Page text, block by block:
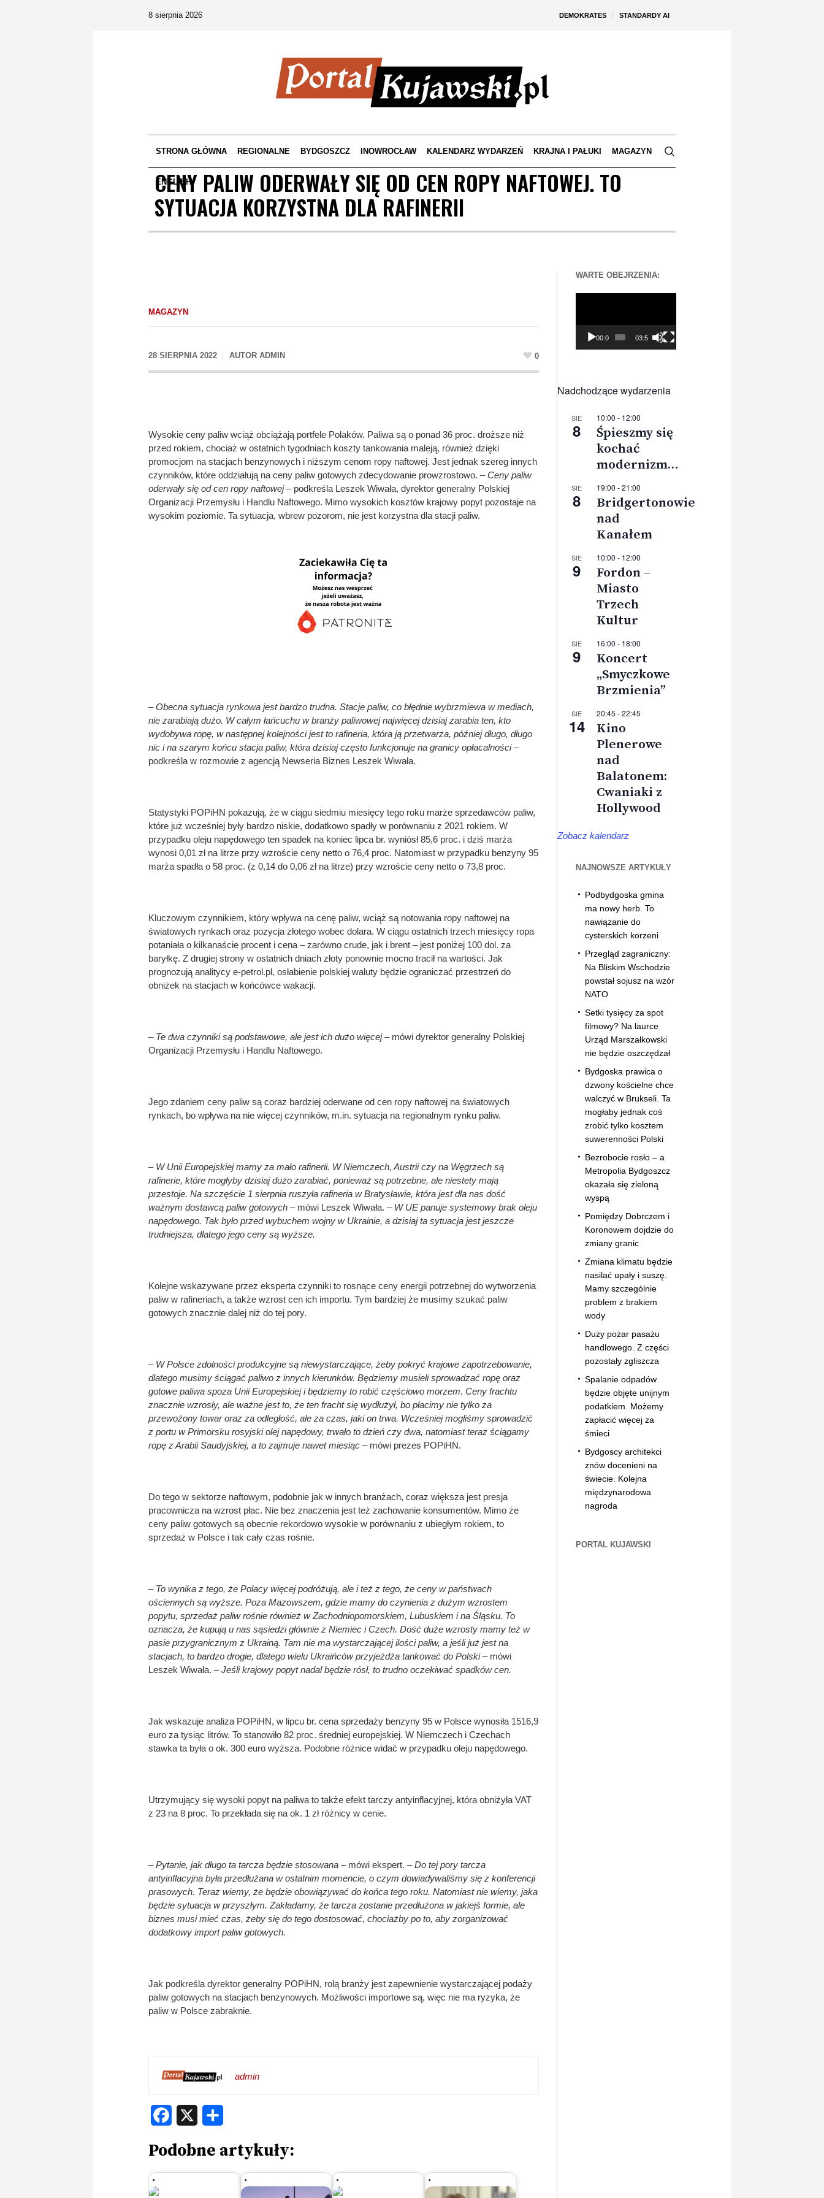
DEMOKRATES STANDARDY AI
8 sierpnia 2026
STRONA GŁÓWNA REGIONALNE BYDGOSZCZ INOWROCŁAW KALENDARZ WYDARZEŃ KRAJNA I PAŁUKI MAGAZYN
ENGLISH
CENY PALIW ODERWAŁY SIĘ OD CEN ROPY NAFTOWEJ. TO
SYTUACJA KORZYSTNA DLA RAFINERII
MAGAZYN
28 SIERPNIA 2022 AUTOR ADMIN 0
Wysokie ceny paliw wciąż obciążają portfele Polaków. Paliwa są o ponad 36 proc. droższe niż
przed rokiem, chociaż w ostatnich tygodniach koszty tankowania maleją, również dzięki
promocjom na stacjach benzynowych i niższym cenom ropy naftowej. Jest jednak szereg innych
czynników, które oddziałują na ceny paliw gotowych zdecydowanie prowzrostowo. – Ceny paliw
oderwały się od cen ropy naftowej– podkreśla Leszek Wiwała, dyrektor generalny Polskiej
Organizacji Przemysłu i Handlu Naftowego. Mimo wysokich kosztów krajowy popyt pozostaje na
wysokim poziomie. Ta sytuacja, wbrew pozorom, nie jest korzystna dla stacji paliw.
– Obecna sytuacja rynkowa jest bardzo trudna. Stacje paliw, co błędnie wybrzmiewa w mediach,
nie zarabiają dużo. W całym łańcuchu w branży paliwowej najwięcej dzisiaj zarabia ten, kto
wydobywa ropę, w następnej kolejności jest to rafineria, która ją przetwarza, później długo, długo
nic i na szarym końcu stacja paliw, która dzisiaj często funkcjonuje na granicy opłacalności –
podkreśla w rozmowie z agencją Newseria Biznes Leszek Wiwała.
Statystyki POPiHN pokazują, że w ciągu siedmiu miesięcy tego roku marże sprzedawców paliw,
które już wcześniej były bardzo niskie, dodatkowo spadły w porównaniu z 2021 rokiem. W
przypadku oleju napędowego ten spadek na koniec lipca br. wyniósł 85,6 proc. i dziś marża
wynosi 0,01 zł na litrze przy wzroście ceny netto o 76,4 proc. Natomiast w przypadku benzyny 95
marża spadła o 58 proc. (z 0,14 do 0,06 zł na litrze) przy wzroście ceny netto o 73,8 proc.
Kluczowym czynnikiem, który wpływa na cenę paliw, wciąż są notowania ropy naftowej na
światowych rynkach oraz pozycja złotego wobec dolara. W ciągu ostatnich trzech miesięcy ropa
potaniała o kilkanaście procent i cena – zarówno crude, jak i brent – jest poniżej 100 dol. za
baryłkę. Z drugiej strony w ostatnich dniach złoty ponownie mocno tracił na wartości. Jak
prognozują analitycy e-petrol.pl, osłabienie polskiej waluty będzie ograniczać przestrzeń do
obniżek na stacjach w końcówce wakacji.
– Te dwa czynniki są podstawowe, ale jest ich dużo więcej –mówi dyrektor generalny Polskiej
Organizacji Przemysłu i Handlu Naftowego.
Jego zdaniem ceny paliw są coraz bardziej oderwane od cen ropy naftowej na światowych
rynkach, bo wpływa na nie więcej czynników, m.in. sytuacja na regionalnym rynku paliw.
– W Unii Europejskiej mamy za mało rafinerii. W Niemczech, Austrii czy na Węgrzech są
rafinerie, które mogłyby dzisiaj dużo zarabiać, ponieważ są potrzebne, ale niestety mają
przestoje. Na szczęście 1 sierpnia ruszyła rafineria w Bratysławie, która jest dla nas dość
ważnym dostawcą paliw gotowych – mówi Leszek Wiwała. – W UE panuje systemowy brak oleju
napędowego. Tak było przed wybuchem wojny w Ukrainie, a dzisiaj ta sytuacja jest jeszcze
trudniejsza, dlatego jego ceny są wyższe.
Kolejne wskazywane przez eksperta czynniki to rosnące ceny energii potrzebnej do wytworzenia
paliw w rafineriach, a także wzrost cen ich importu. Tym bardziej że musimy szukać paliw
gotowych znacznie dalej niż do tej pory.
– W Polsce zdolności produkcyjne są niewystarczające, żeby pokryć krajowe zapotrzebowanie,
dlatego musimy ściągać paliwo z innych kierunków. Będziemy musieli sprowadzać ropę oraz
gotowe paliwa spoza Unii Europejskiej i będziemy to robić częściowo morzem. Ceny frachtu
znacznie wzrosły, ale ważne jest to, że ten fracht się wydłużył, bo płacimy nie tylko za
przewożony towar oraz za odległość, ale za czas, jaki on trwa. Wcześniej mogliśmy sprowadzić
z portu w Primorsku rosyjski olej napędowy, trwało to dzień czy dwa, natomiast teraz ściągamy
ropę z Arabii Saudyjskiej, a to zajmuje nawet miesiąc –mówi prezes POPiHN.
Do tego w sektorze naftowym, podobnie jak w innych branżach, coraz większa jest presja
pracownicza na wzrost płac. Nie bez znaczenia jest też zachowanie konsumentów. Mimo że
ceny paliw gotowych są obecnie rekordowo wysokie w porównaniu z ubiegłym rokiem, to
sprzedaż w Polsce i tak cały czas rośnie.
– To wynika z tego, że Polacy więcej podróżują, ale i też z tego, że ceny w państwach
ościennych są wyższe. Poza Mazowszem, gdzie mamy do czynienia z dużym wzrostem
popytu, sprzedaż paliw rośnie również w Zachodniopomorskiem, Lubuskiem i na Śląsku. To
oznacza, że kupują u nas sąsiedzi głównie z Niemiec i Czech. Dość duże wzrosty mamy też w
pasie przygranicznym z Ukrainą. Tam nie ma wystarczającej ilości paliw, a jeśli już jest na
stacjach, to bardzo drogie, dlatego wielu Ukraińców przyjeżdża tankować do Polski –mówi
Leszek Wiwała. –Jeśli krajowy popyt nadal będzie rósł, to trudno oczekiwać spadków cen.
Jak wskazuje analiza POPiHN, w lipcu br. cena sprzedaży benzyny 95 w Polsce wynosiła 1516,9
euro za tysiąc litrów. To stanowiło 82 proc. średniej europejskiej. W Niemczech i Czechach
stawka ta była o ok. 300 euro wyższa. Podobne różnice widać w przypadku oleju napędowego.
Utrzymujący się wysoki popyt na paliwa to także efekt tarczy antyinflacyjnej, która obniżyła VAT
z 23 na 8 proc. To przekłada się na ok. 1 zł różnicy w cenie.
– Pytanie, jak długo ta tarcza będzie stosowana – mówi ekspert. – Do tej pory tarcza
antyinflacyjna była przedłużana w ostatnim momencie, o czym dowiadywaliśmy się z konferencji
prasowych. Teraz wiemy, że będzie obowiązywać do końca tego roku. Natomiast nie wiemy, jaka
będzie sytuacja w przyszłym. Zakładamy, że tarcza zostanie przedłużona w jakiejś formie, ale
biznes musi mieć czas, żeby się do tego dostosować, chociażby po to, aby zorganizować
dodatkowy import paliw gotowych.
Jak podkreśla dyrektor generalny POPiHN, rolą branży jest zapewnienie wystarczającej podaży
paliw gotowych na stacjach benzynowych. Możliwości importowe są, więc nie ma ryzyka, że
paliw w Polsce zabraknie.
admin
Facebook
Podobne artykuły:
WARTE OBEJRZENIA:
00:00 03:56
Nadchodzące wydarzenia
SIE
8
10:00 - 12:00
Śpieszmy się
kochać
modernizm…
SIE
8
19:00 -21:00
Bridgertonowie
nad
Kanałem
SIE
9
10:00 - 12:00
Fordon –
Miasto
Trzech
Kultur
SIE
9
16:00 - 18:00
Koncert
„Smyczkowe
Brzmienia”
SIE
14
20:45 -22:45
Kino
Plenerowe
nad
Balatonem:
Cwaniaki z
Hollywood
Zobacz kalendarz
NAJNOWSZE ARTYKUŁY
Podbydgoska gmina
ma nowy herb. To
nawiązanie do
cysterskich korzeni
Przegląd zagraniczny:
Na Bliskim Wschodzie
powstał sojusz na wzór
NATO
Setki tysięcy za spot
filmowy? Na laurce
Urząd Marszałkowski
nie będzie oszczędzał
Bydgoska prawica o
dzwony kościelne chce
walczyć w Brukseli. Ta
mogłaby jednak coś
zrobić tylko kosztem
suwerenności Polski
Bezrobocie rosło – a
Metropolia Bydgoszcz
okazała się zieloną
wyspą
Pomiędzy Dobrczem i
Koronowem dojdzie do
zmiany granic
Zmiana klimatu będzie
nasilać upały i suszę.
Mamy szczególnie
problem z brakiem
wody
Duży pożar pasażu
handlowego. Z części
pozostały zgliszcza
Spalanie odpadów
będzie objęte unijnym
podatkiem. Możemy
zapłacić więcej za
śmieci
Bydgoscy architekci
znów docenieni na
świecie. Kolejna
międzynarodowa
nagroda
PORTAL KUJAWSKI